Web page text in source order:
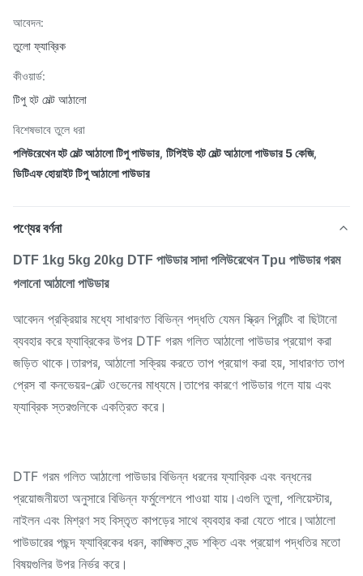
আবেদন:
তুলো ফ্যাব্রিক
কীওয়ার্ড:
টিপু হট মেল্ট আঠালো
বিশেষভাবে তুলে ধরা
পলিউরেথেন হট মেল্ট আঠালো টিপু পাউডার, টিপিইউ হট মেল্ট আঠালো পাউডার 5 কেজি,
ডিটিএফ হোয়াইট টিপু আঠালো পাউডার
পণ্যের বর্ণনা
DTF 1kg 5kg 20kg DTF পাউডার সাদা পলিউরেথেন Tpu পাউডার গরম
গলানো আঠালো পাউডার
আবেদন প্রক্রিয়ার মধ্যে সাধারণত বিভিন্ন পদ্ধতি যেমন স্ক্রিন প্রিন্টিং বা ছিটানো
ব্যবহার করে ফ্যাব্রিকের উপর DTF গরম গলিত আঠালো পাউডার প্রয়োগ করা
জড়িত থাকে।তারপর, আঠালো সক্রিয় করতে তাপ প্রয়োগ করা হয়, সাধারণত তাপ
প্রেস বা কনভেয়র-বেল্ট ওভেনের মাধ্যমে।তাপের কারণে পাউডার গলে যায় এবং
ফ্যাব্রিক স্তরগুলিকে একত্রিত করে।
DTF গরম গলিত আঠালো পাউডার বিভিন্ন ধরনের ফ্যাব্রিক এবং বন্ধনের
প্রয়োজনীয়তা অনুসারে বিভিন্ন ফর্মুলেশনে পাওয়া যায়।এগুলি তুলা, পলিয়েস্টার,
নাইলন এবং মিশ্রণ সহ বিস্তৃত কাপড়ের সাথে ব্যবহার করা যেতে পারে।আঠালো
পাউডারের পছন্দ ফ্যাব্রিকের ধরন, কাঙ্ক্ষিত বন্ড শক্তি এবং প্রয়োগ পদ্ধতির মতো
বিষয়গুলির উপর নির্ভর করে।